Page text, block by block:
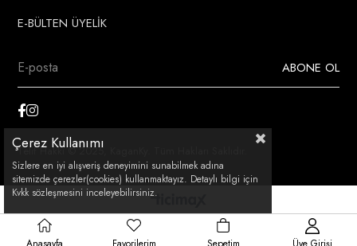
E-BÜLTEN ÜYELİK
ABONE OL
Telif Hakkı © 2025, KaganKy. Tüm Hakları Saklıdır.
Çerez Kullanımı
Sizlere en iyi alışveriş deneyimini sunabilmek adına
sitemizde çerezler(cookies) kullanmaktayız. Detaylı bilgi için
Kvkk sözleşmesini inceleyebilirsiniz.